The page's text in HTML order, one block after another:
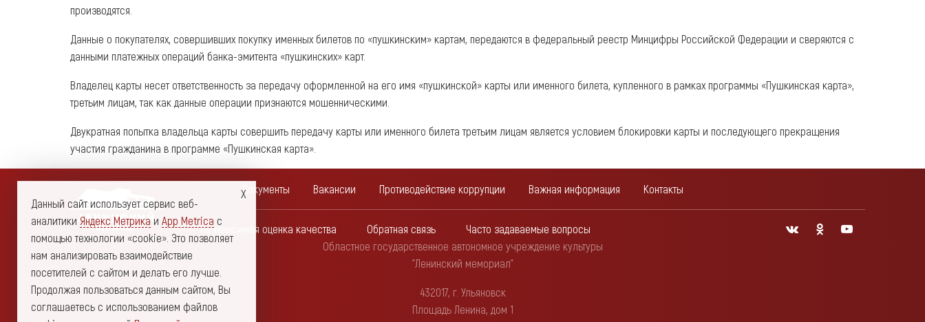
производятся.
Данные о покупателях, совершивших покупку именных билетов по «пушкинским» картам, передаются в федеральный реестр Минцифры Российской Федерации и сверяются с
данными платежных операций банка-эмитента «пушкинских» карт.
Владелец карты несет ответственность за передачу оформленной на его имя «пушкинской» карты или именного билета, купленного в рамках программы «Пушкинская карта»,
третьим лицам, так как данные операции признаются мошенническими.
Двукратная попытка владельца карты совершить передачу карты или именного билета третьим лицам является условием блокировки карты и последующего прекращения
участия гражданина в программе «Пушкинская карта».
Документы Вакансии Противодействие коррупции Важная информация Контакты
Независимая оценка качества Обратная связь
Часто задаваемые вопросы
Областное государственное автономное учреждение культуры
"Ленинский мемориал"
432017, г. Ульяновск
Площадь Ленина, дом 1
Данный сайт использует сервис веб-
аналитики Яндекс Метрика и App Metrica с
помощью технологии «cookie». Это позволяет
нам анализировать взаимодействие
посетителей с сайтом и делать его лучше.
Продолжая пользоваться данным сайтом, Вы
соглашаетесь с использованием файлов